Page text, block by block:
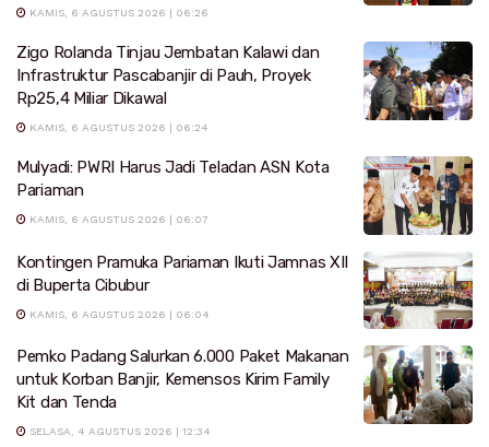
KAMIS, 6 AGUSTUS 2026 | 06:26
Zigo Rolanda Tinjau Jembatan Kalawi dan
Infrastruktur Pascabanjir di Pauh, Proyek
Rp25,4 Miliar Dikawal
KAMIS, 6 AGUSTUS 2026 | 06:24
Mulyadi: PWRI Harus Jadi Teladan ASN Kota
Pariaman
KAMIS, 6 AGUSTUS 2026 | 06:07
Kontingen Pramuka Pariaman Ikuti Jamnas XII
di Buperta Cibubur
KAMIS, 6 AGUSTUS 2026 | 06:04
Pemko Padang Salurkan 6.000 Paket Makanan
untuk Korban Banjir, Kemensos Kirim Family
Kit dan Tenda
SELASA, 4 AGUSTUS 2026 | 12:34